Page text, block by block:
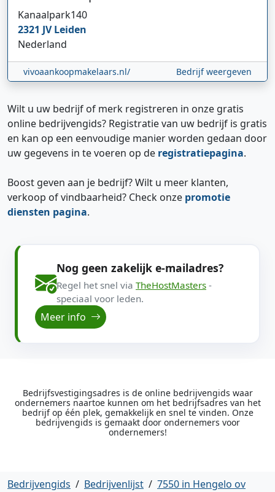
Kanaalpark140
2321 JVLeiden
Nederland
vivoaankoopmakelaars.nl/ Bedrijf weergeven
Wilt u uw bedrijf of merk registreren in onze gratis
online bedrijvengids? Registratie van uw bedrijf is gratis
en kan op een eenvoudige manier worden gedaan door
uw gegevens in te voeren op de registratiepagina.
Boost geven aan je bedrijf? Wilt u meer klanten,
verkoop of vindbaarheid? Check onze promotie
diensten pagina.
Nog geen zakelijk e-mailadres?
Regel het snel via TheHostMasters -
speciaal voor leden.
Meer info
Bedrijfsvestigingsadres is de online bedrijvengids waar
ondernemers naartoe kunnen om het bedrijfsadres van het
bedrijf op één plek, gemakkelijk en snel te vinden. Onze
bedrijvengids is gemaakt door ondernemers voor
ondernemers!
Bedrijvengids / Bedrijvenlijst / 7550 in Hengelo ov